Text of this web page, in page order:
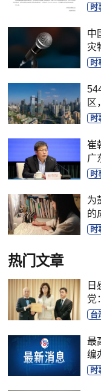
时
中
灾
时
区
时
崔
广
时
为
的
时
热门文章
日
党
台
最
编
时